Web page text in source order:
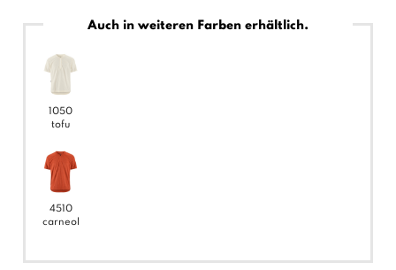
Auch in weiteren Farben erhältlich.
1050
tofu
4510
carneol